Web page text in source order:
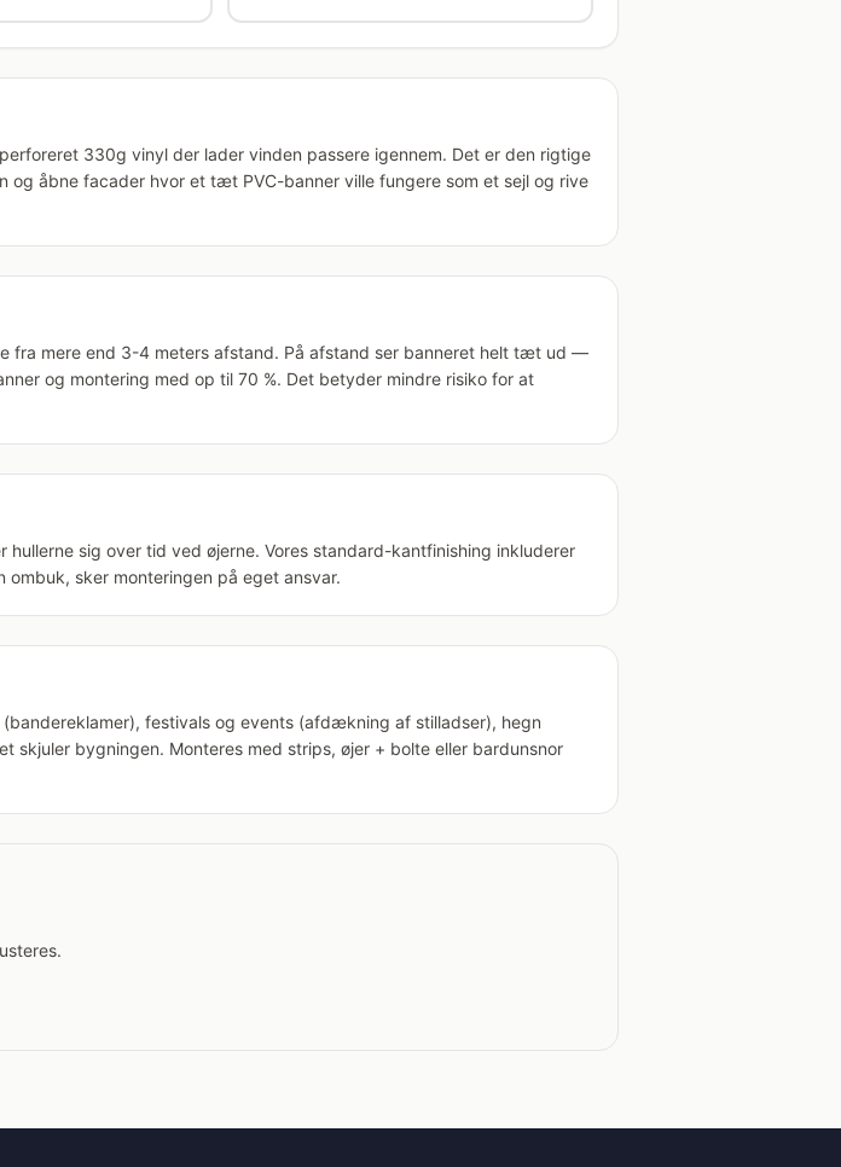
330g vinyl der lader vinden passere igennem. Det er den rigtige
og åbne facader hvor et tæt PVC-banner ville fungere som et sejl og rive
fra mere end 3-4 meters afstand. På afstand ser banneret helt tæt ud —
og montering med op til 70 %. Det betyder mindre risiko for at
sig over tid ved øjerne. Vores standard-kantfinishing inkluderer
sker monteringen på eget ansvar.
festivals og events (afdækning af stilladser), hegn
skjuler bygningen. Monteres med strips, øjer + bolte eller bardunsnor